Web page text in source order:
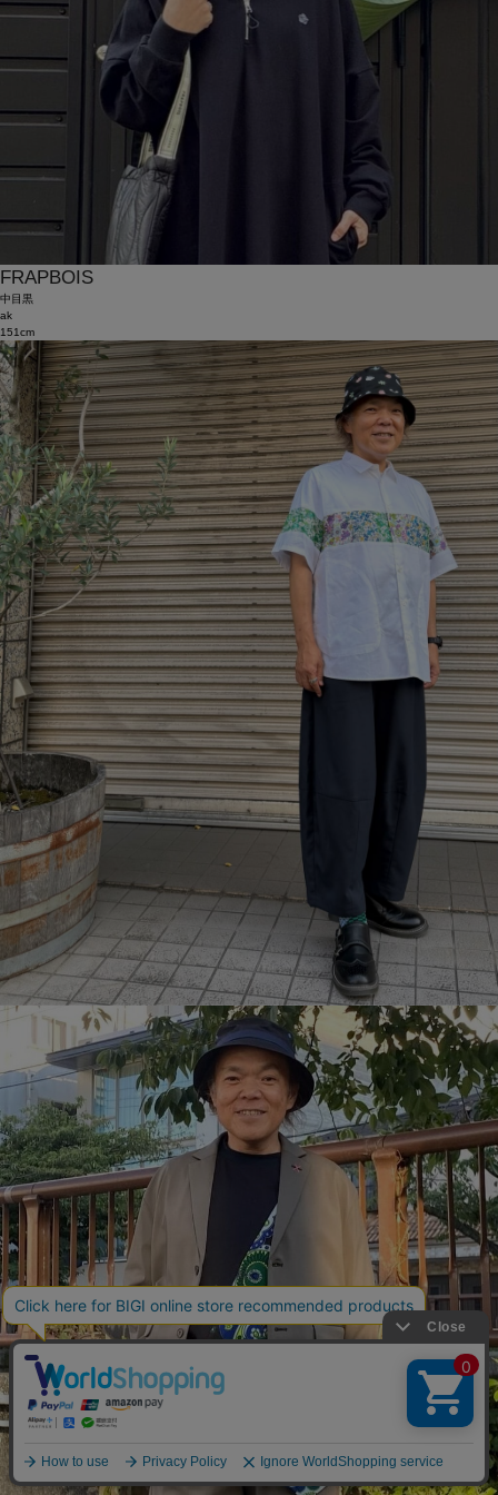
FRAPBOIS
中目黒
ak
151cm